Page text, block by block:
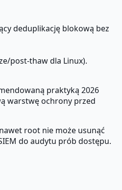
deduplikację blokową bez
post-thaw dla Linux).
praktyką 2026
warstwę ochrony przed
root nie może usunąć
do audytu prób dostępu.